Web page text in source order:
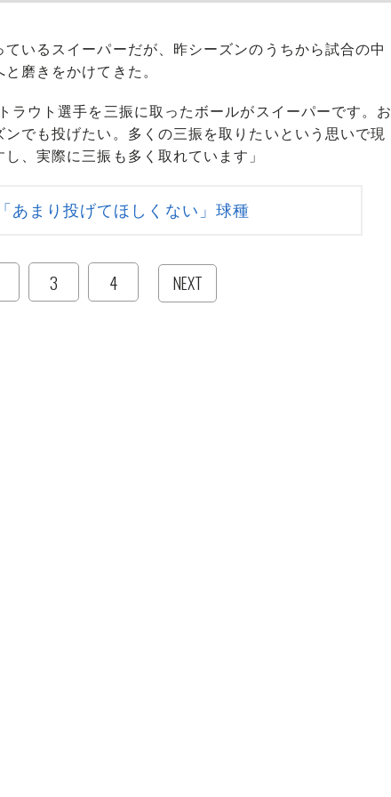
いるスイーパーだが、昨シーズンのうちから試合の中
磨きをかけてきた。
ラウト選手を三振に取ったボールがスイーパーです。お
でも投げたい。多くの三振を取りたいという思いで現
、実際に三振も多く取れています」
あまり投げてほしくない」球種
3 4 NEXT